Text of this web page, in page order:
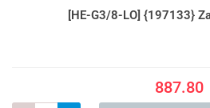
[HE-G3/8-LO] {197133}
887.80